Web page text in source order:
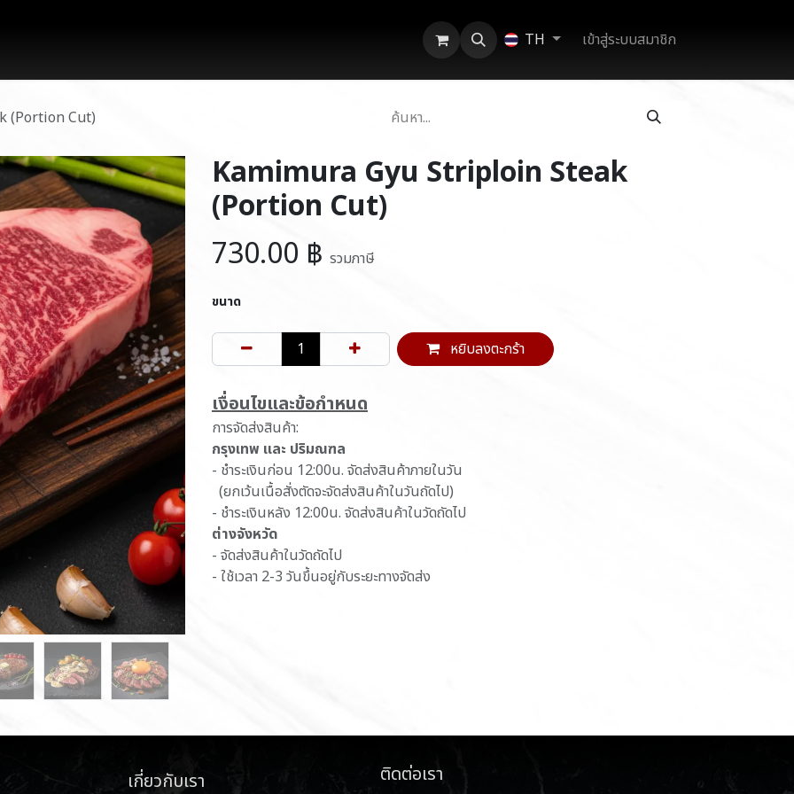
TH เข้าสู่ระบบสมาชิก
(Portion Cut)
Kamimura Gyu Striploin Steak
(Portion Cut)
730.00 ฿ รวมภาษี
ขนาด
หยิบลงตะกร้า
เ​งื่อนไขและข้อกำหนด
การจัดส่งสินค้า:
กรุงเทพ และ ปริมณฑล
- ชำระเงินก่อน 12:00น. จัดส่งสินค้าภายในวัน
(ยกเว้นเนื้อสั่งตัดจะจัดส่งสินค้าในวันถัดไป)
- ชำระเงินหลัง 12:00น. จัดส่งสินค้าในวัดถัดไป
ต่างจังหวัด
- จัดส่งสินค้าในวัดถัดไป
- ใช้เวลา 2-3 วันขึ้นอยู่กับระยะทางจัดส่ง
เกี่ยวกับเรา ติดต่อเรา